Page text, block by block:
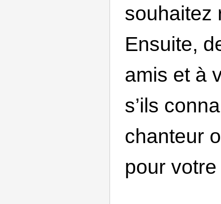
souhaitez
Ensuite,
amis et à
s’ils
chanteur
pour